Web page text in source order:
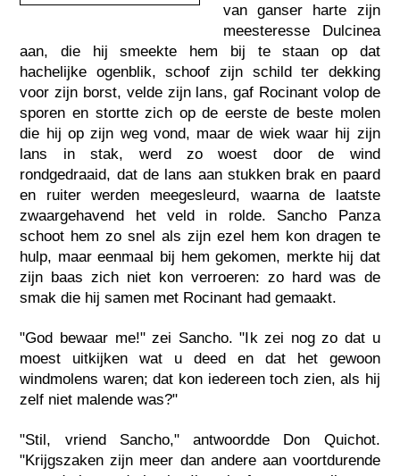
van ganser harte zijn
meesteresse Dulcinea
aan, die hij smeekte hem bij te staan op dat
hachelijke ogenblik, schoof zijn schild ter dekking
voor zijn borst, velde zijn lans, gaf Rocinant volop de
sporen en stortte zich op de eerste de beste molen
die hij op zijn weg vond, maar de wiek waar hij zijn
lans in stak, werd zo woest door de wind
rondgedraaid, dat de lans aan stukken brak en paard
en ruiter werden meegesleurd, waarna de laatste
zwaargehavend het veld in rolde. Sancho Panza
schoot hem zo snel als zijn ezel hem kon dragen te
hulp, maar eenmaal bij hem gekomen, merkte hij dat
zijn baas zich niet kon verroeren: zo hard was de
smak die hij samen met Rocinant had gemaakt.
"God bewaar me!" zei Sancho. "Ik zei nog zo dat u
moest uitkijken wat u deed en dat het gewoon
windmolens waren; dat kon iedereen toch zien, als hij
zelf niet malende was?"
"Stil, vriend Sancho," antwoordde Don Quichot.
"Krijgszaken zijn meer dan andere aan voortdurende